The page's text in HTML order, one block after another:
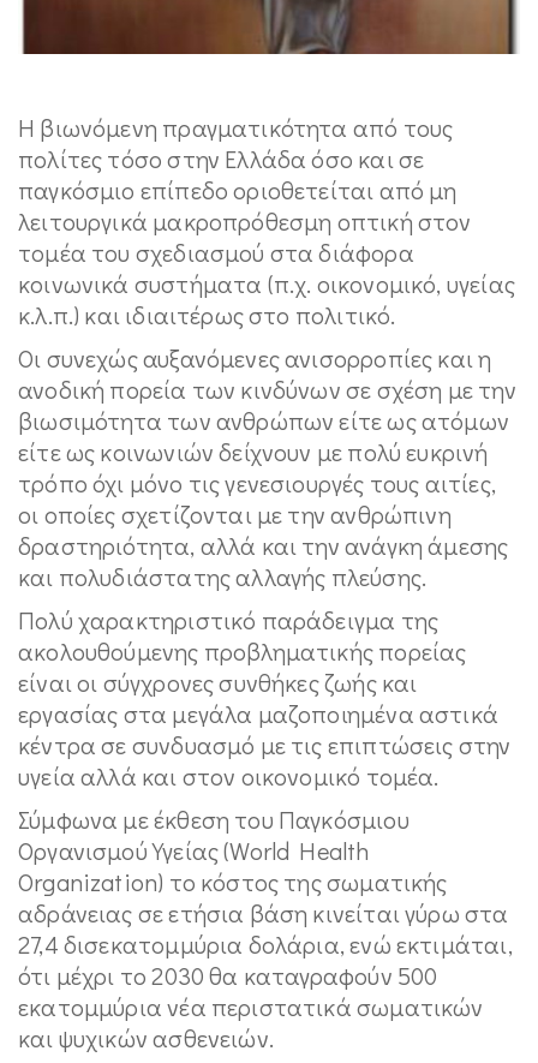
Η βιωνόμενη πραγματικότητα από τους
πολίτες τόσο στην Ελλάδα όσο και σε
παγκόσμιο επίπεδο οριοθετείται από μη
λειτουργικά μακροπρόθεσμη οπτική στον
τομέα του σχεδιασμού στα διάφορα
κοινωνικά συστήματα (π.χ. οικονομικό, υγείας
κ.λ.π.) και ιδιαιτέρως στο πολιτικό.
Οι συνεχώς αυξανόμενες ανισορροπίες και η
ανοδική πορεία των κινδύνων σε σχέση με την
βιωσιμότητα των ανθρώπων είτε ως ατόμων
είτε ως κοινωνιών δείχνουν με πολύ ευκρινή
τρόπο όχι μόνο τις γενεσιουργές τους αιτίες,
οι οποίες σχετίζονται με την ανθρώπινη
δραστηριότητα, αλλά και την ανάγκη άμεσης
και πολυδιάστατης αλλαγής πλεύσης.
Πολύ χαρακτηριστικό παράδειγμα της
ακολουθούμενης προβληματικής πορείας
είναι οι σύγχρονες συνθήκες ζωής και
εργασίας στα μεγάλα μαζοποιημένα αστικά
κέντρα σε συνδυασμό με τις επιπτώσεις στην
υγεία αλλά και στον οικονομικό τομέα.
Σύμφωνα με έκθεση του Παγκόσμιου
Οργανισμού Υγείας (World Health
Organization) το κόστος της σωματικής
αδράνειας σε ετήσια βάση κινείται γύρω στα
27,4 δισεκατομμύρια δολάρια, ενώ εκτιμάται,
ότι μέχρι το 2030 θα καταγραφούν 500
εκατομμύρια νέα περιστατικά σωματικών
και ψυχικών ασθενειών.